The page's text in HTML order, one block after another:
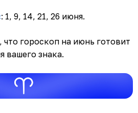
: 1, 9, 14, 21, 26 июня.
гороскоп на июнь готовит
вашего знака.